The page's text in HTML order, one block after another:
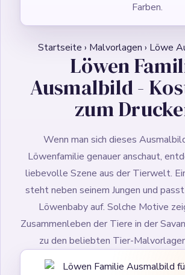
Farben.
Startseite › Malvorlagen › Löwe
Löwen
Ausmalbild -
zum
Wenn man sich dieses
Löwenfamilie genauer anschaut,
liebevolle Szene aus der Tierwelt.
steht neben seinem Jungen und
Löwenbaby auf. Solche Motive
Zusammenleben der Tiere in der
zu den beliebten Tier-